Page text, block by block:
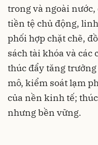
trong và ngoài
tiền tệ chủ động,
phối hợp chặt chẽ,
sách tài khóa và
thúc đẩy tăng
mô, kiểm soát lạm
của nền kinh tế;
nhưng bền vững.